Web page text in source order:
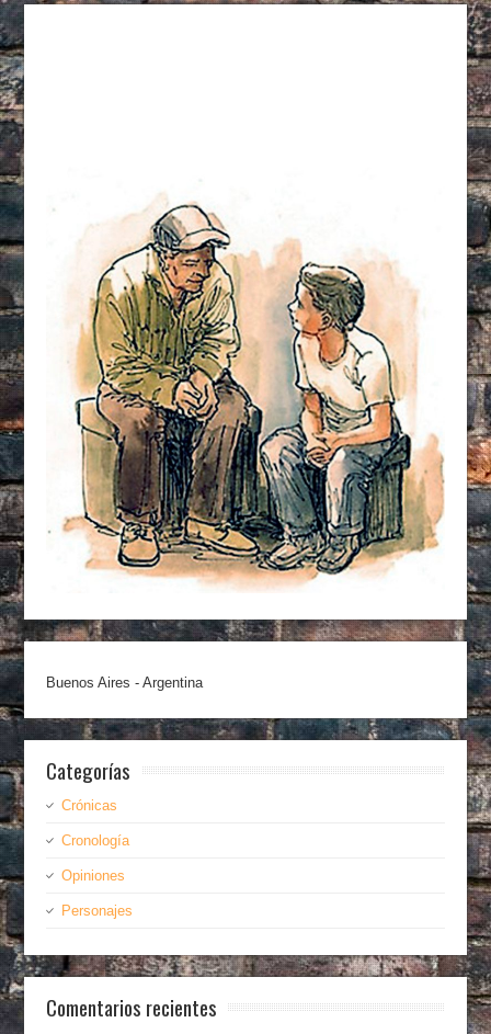
Buenos Aires - Argentina
Categorías
Crónicas
Cronología
Opiniones
Personajes
Comentarios recientes